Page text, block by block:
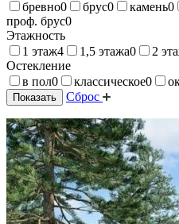
бревно0 брус0 камень0
проф. брус0
Этажность
1 этаж4 1,5 этажа0 2
Остекление
в пол0 классическое0
Показать Сброс